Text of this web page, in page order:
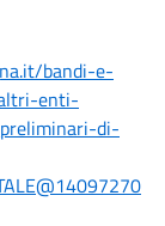
bandi-e-
enti-
di-